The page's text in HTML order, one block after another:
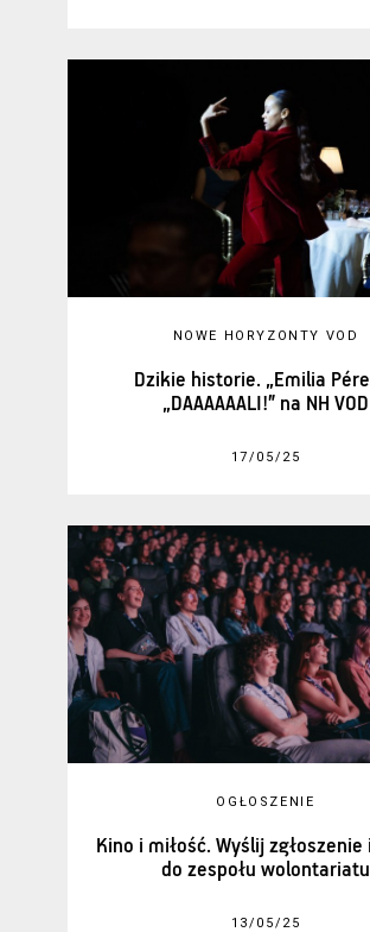
NOWE HORYZONTY VOD
Dzikie historie. „Emilia
„DAAAAAALI!” na NH VOD
17/05/25
OGŁOSZENIE
Kino i miłość. Wyślij zgłoszenie
do zespołu wolontariatu
13/05/25